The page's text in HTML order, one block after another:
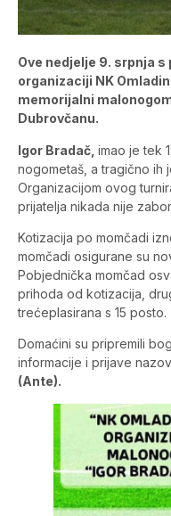
Ove nedjelje 9. srpnja
organizaciji NK
memorijalni
Dubrovčanu.
Igor Bradač, imao je tek
nogometaš, a tragično ih
Organizacijom ovog
prijatelja nikada nije
Kotizacija po momčadi
momčadi osigurane su
Pobjednička momčad
prihoda od kotizacija,
trećeplasirana s 15 posto.
Domaćini su pripremili
informacije i prijave
(Ante).